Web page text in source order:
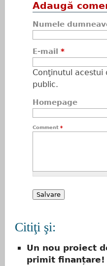
Adaugă
Numele
E-mail *
Conţinutul
public.
Homepage
Comment *
Citiţi şi:
Un nou proiect
primit